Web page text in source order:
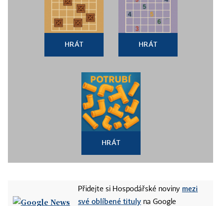
HRÁT HRÁT
HRÁT
Přidejte si Hospodářské noviny mezi
své oblíbené tituly na Google